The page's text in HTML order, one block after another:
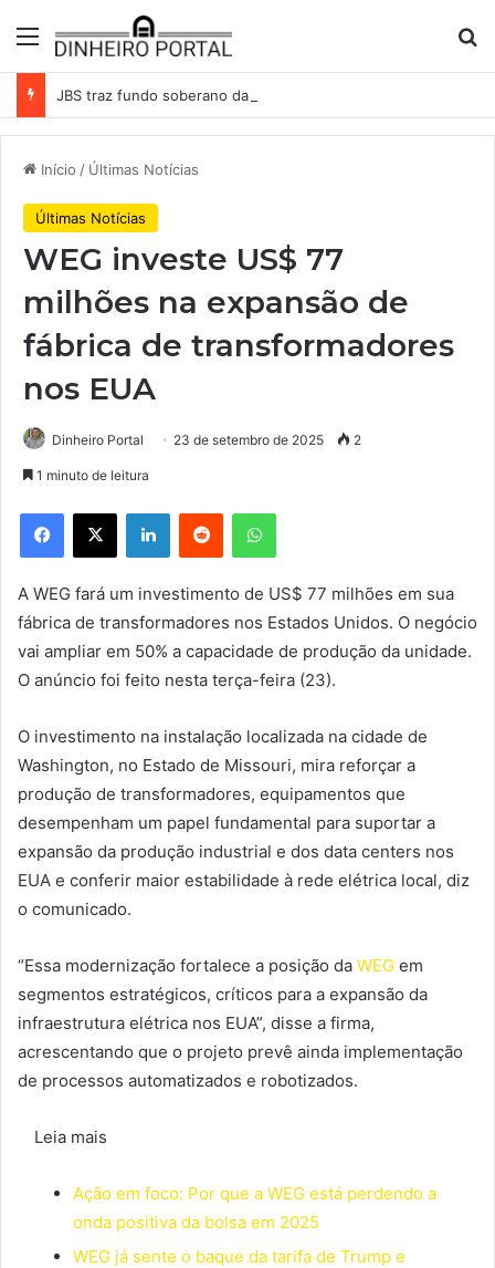
Menu
Início / Últimas Notícias
Últimas Notícias
WEG investe US$ 77
milhões na expansão de
fábrica de transformadores
nos EUA
Dinheiro Portal 23 de setembro de 2025 2
1 minuto de leitura
Facebook
X LinkedinReddit WhatsApp
A WEG fará um investimento de US$ 77 milhões em sua
fábrica de transformadores nos Estados Unidos. O negócio
vai ampliar em 50% a capacidade de produção da unidade.
O anúncio foi feito nesta terça-feira (23).
O investimento na instalação localizada na cidade de
Washington, no Estado de Missouri, mira reforçar a
produção de transformadores, equipamentos que
desempenham um papel fundamental para suportar a
expansão da produção industrial e dos data centers nos
EUA e conferir maior estabilidade à rede elétrica local, diz
o comunicado.
“Essa modernização fortalece a posição da WEG em
segmentos estratégicos, críticos para a expansão da
infraestrutura elétrica nos EUA”, disse a firma,
acrescentando que o projeto prevê ainda implementação
de processos automatizados e robotizados.
Leia mais
Ação em foco: Por que a WEG está perdendo a
onda positiva da bolsa em 2025
WEG já sente o baque da tarifa de Trump e